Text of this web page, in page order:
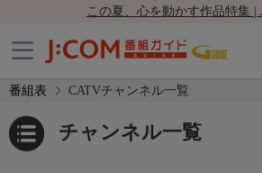
この夏、心を動かす作品特集 |
番組表 CATVチャンネル一覧
チャンネル一覧